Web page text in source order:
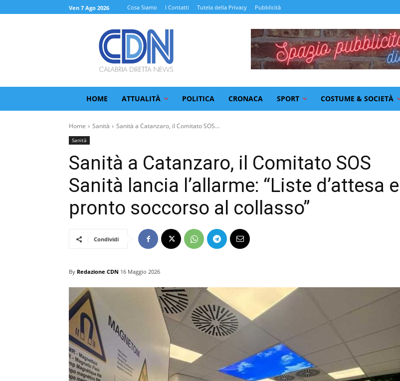
Ven 7 Ago 2026 Cosa Siamo I Contatti Tutela della Privacy Pubblicità
HOME ATTUALITÀ POLITICA CRONACA SPORT COSTUME & SOCIETÀ
Home Sanità Sanità a Catanzaro, il Comitato SOS...
Sanità
Sanità a Catanzaro, il Comitato SOS
Sanità lancia l’allarme: “Liste d’attesa e
pronto soccorso al collasso”
Condividi
By Redazione CDN 16 Maggio 2026